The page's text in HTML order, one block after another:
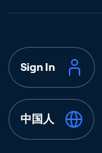
Sign In
中国人